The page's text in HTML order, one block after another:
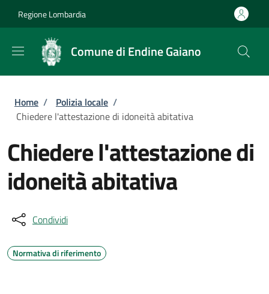
Regione Lombardia
Comune di Endine Gaiano
Briciole di pane
Home / Polizia locale /
Chiedere l'attestazione di idoneità abitativa
Chiedere l'attestazione di
idoneità abitativa
Condividi
Normativa di riferimento